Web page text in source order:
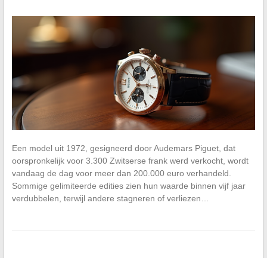
Een model uit 1972, gesigneerd door Audemars Piguet, dat
oorspronkelijk voor 3.300 Zwitserse frank werd verkocht, wordt
vandaag de dag voor meer dan 200.000 euro verhandeld.
Sommige gelimiteerde edities zien hun waarde binnen vijf jaar
verdubbelen, terwijl andere stagneren of verliezen…